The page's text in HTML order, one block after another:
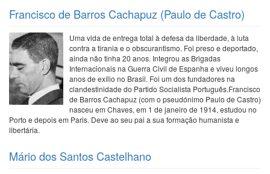
Francisco de Barros Cachapuz (Paulo de Castro)
Uma vida de entrega total à defesa da liberdade, à luta
contra a tirania e o obscurantismo. Foi preso e deportado,
ainda não tinha 20 anos. Integrou as Brigadas
Internacionais na Guerra Civil de Espanha e viveu longos
anos de exílio no Brasil. Foi um dos fundadores na
clandestinidade do Partido Socialista Português.Francisco
de Barros Cachapuz (com o pseudónimo Paulo de Castro)
nasceu em Chaves, em 1 de janeiro de 1914, estudou no
Porto e depois em Paris. Deve ao seu pai a sua formação humanista e
libertária.
Mário dos Santos Castelhano